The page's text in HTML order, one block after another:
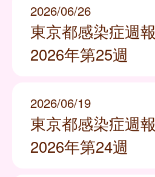
2026/06/26
東京都感染症週報
2026年第25週
2026/06/19
東京都感染症週報
2026年第24週